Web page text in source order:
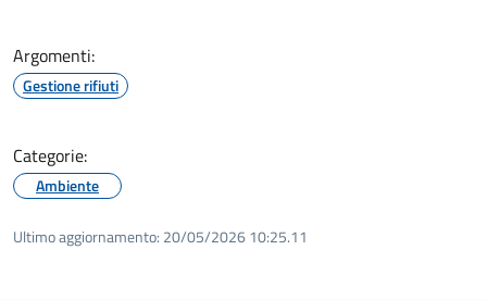
Argomenti:
Gestione rifiuti
Categorie:
Ambiente
Ultimo aggiornamento: 20/05/2026 10:25.11